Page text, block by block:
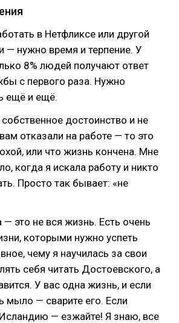
в Нетфликсе или другой
— нужно время и терпение. У
8% людей получают ответ
с первого раза. Нужно
ещё и ещё.
достоинство и не
отказали на работе — то это
или что жизнь кончена. Мне
когда я искала работу и никто
Просто так бывает: «не
это не вся жизнь. Есть очень
которыми нужно успеть
чему я научилась за свои
себя читать Достоевского, а
У вас одна жизнь, и если
мыло — сварите его. Если
Исландию — езжайте! Я знаю, все